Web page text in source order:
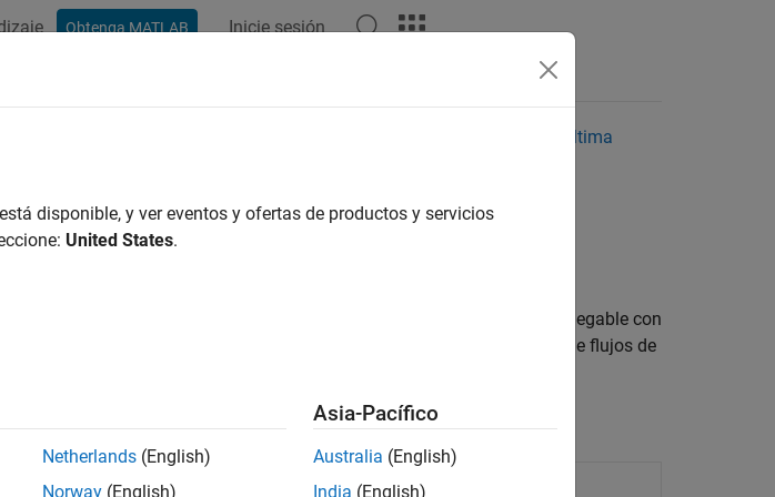
Obtenga MATLAB Inicie sesión
se ha actualizado a la versión más reciente. Haga clic aquí para ver la última
fuente y binarios
crean desde la app o desde la línea de comandos. Genere código desplegable con
incorporar el ejecutable o binario a su aplicación. Use estos ejemplos de flujos de
Call C/C++ function from generated code
disponible, y ver eventos y ofertas de productos y servicios
United States.
Netherlands (English)
Norway (English)
Asia-Pacífico
Australia (English)
India (English)